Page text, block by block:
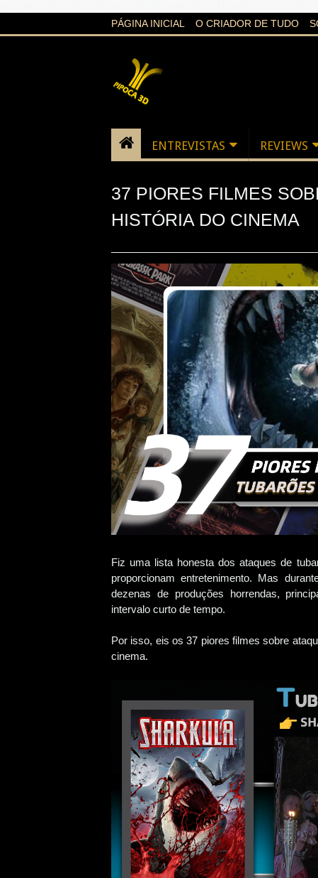
PÁGINA INICIAL O CRIADOR DE TUDO
ENTREVISTAS REVIEWS
37 PIORES FILMES
HISTÓRIA DO CINEMA
Fiz uma lista honesta dos ataques de
proporcionam entretenimento. Mas
dezenas de produções horrendas,
intervalo curto de tempo.
Por isso, eis os 37 piores filmes sobre
cinema.